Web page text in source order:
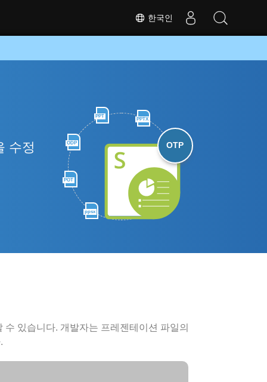
한국인
PPT
PPTX
ODP
POT
ppsx
OTP
수정
있습니다. 개발자는 프레젠테이션 파일의